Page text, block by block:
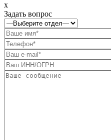
x
Задать вопрос